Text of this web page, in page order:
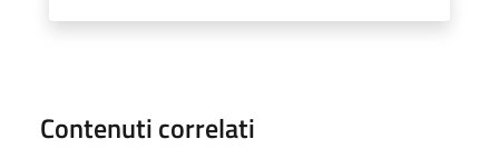
Contenuti correlati